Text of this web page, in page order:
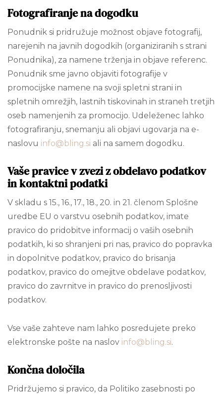
Fotografiranje na dogodku
Ponudnik si pridružuje možnost objave fotografij,
narejenih na javnih dogodkih (organiziranih s strani
Ponudnika), za namene trženja in objave referenc.
Ponudnik sme javno objaviti fotografije v
promocijske namene na svoji spletni strani in
spletnih omrežjih, lastnih tiskovinah in straneh tretjih
oseb namenjenih za promocijo. Udeleženec lahko
fotografiranju, snemanju ali objavi ugovarja na e-
naslovu info@bling.si ali na samem dogodku.
Vaše pravice v zvezi z obdelavo podatkov
in kontaktni podatki
V skladu s 15., 16., 17., 18., 20. in 21. členom Splošne
uredbe EU o varstvu osebnih podatkov, imate
pravico do pridobitve informacij o vaših osebnih
podatkih, ki so shranjeni pri nas, pravico do popravka
in dopolnitve podatkov, pravico do brisanja
podatkov, pravico do omejitve obdelave podatkov,
pravico do zavrnitve in pravico do prenosljivosti
podatkov.
Vse vaše zahteve nam lahko posredujete preko
elektronske pošte na naslov info@bling.si.
Končna določila
Pridržujemo si pravico, da Politiko zasebnosti po